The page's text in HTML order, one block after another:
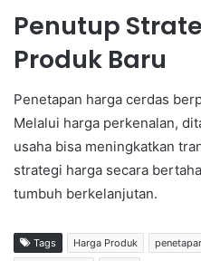
Penutup
Produk Baru
Penetapan harga cerdas
Melalui harga perkenalan,
usaha bisa meningkatkan
strategi harga secara
tumbuh berkelanjutan.
Tags Harga Produk